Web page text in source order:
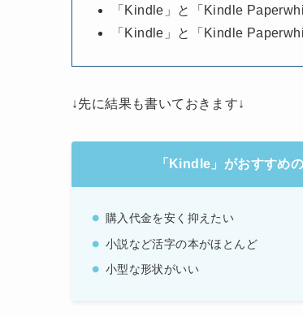
「Kindle」と「Kindle
「Kindle」と「Kindle
↓先に結果も書いておきます↓
「Kindle」がおすすめ
購入代金を安く抑えたい
小説など活字の本がほとんど
小型な形状がいい